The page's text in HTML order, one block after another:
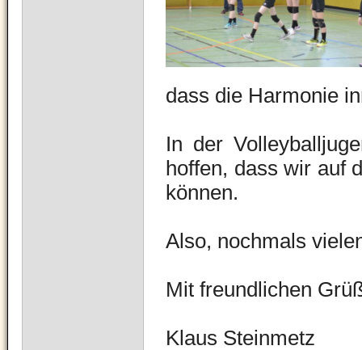
dass die Harmonie
In der
hoffen, dass wir auf
können.
Also, nochmals
Mit freundlichen
Klaus Steinmetz